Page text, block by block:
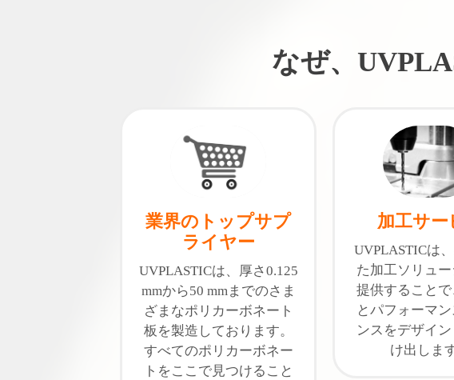
なぜ、
業界のトップサプ
ライヤー
UVPLASTICは、厚さ0.125
mmから50 mmまでのさま
ざまなポリカーボネート
板を製造しております。
すべてのポリカーボネー
トをここで見つけること
加工サー
UVPLASTICは
た加工ソリュ
提供することで
とパフォーマ
ンスをデザイ
け出しま